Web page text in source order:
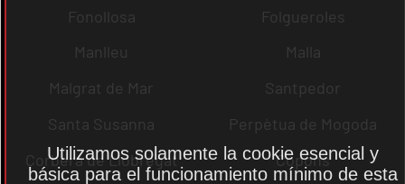
Fonollosa
Folgueroles
Manlleu
Malla
Malgrat de Mar
Santpedor
Santa Susanna
Perpètua de Mogoda
Corbera de Llobregat
Copons
Utilizamos solamente la cookie esencial y
básica para el funcionamiento mínimo de esta